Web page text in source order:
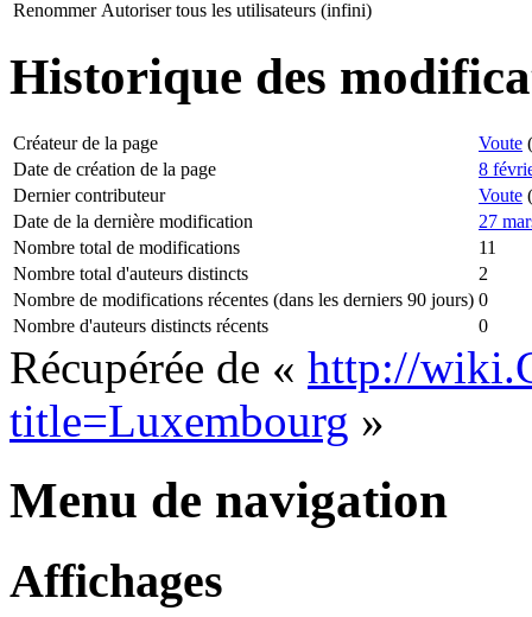
Renommer Autoriser tous les utilisateurs (infini)
Historique des
Créateur de la page Voute (
Date de création de la page
8
Dernier contributeur
Voute (
Date de la dernière modification
27
Nombre total de modifications
11
Nombre total d'auteurs distincts
2
Nombre de modifications récentes (dans les derniers 90 jours) 0
Nombre d'auteurs distincts récents
0
Récupérée de « http://
title=Luxembourg »
Menu de navigation
Affichages